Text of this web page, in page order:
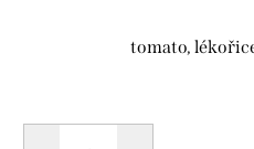
tomato,